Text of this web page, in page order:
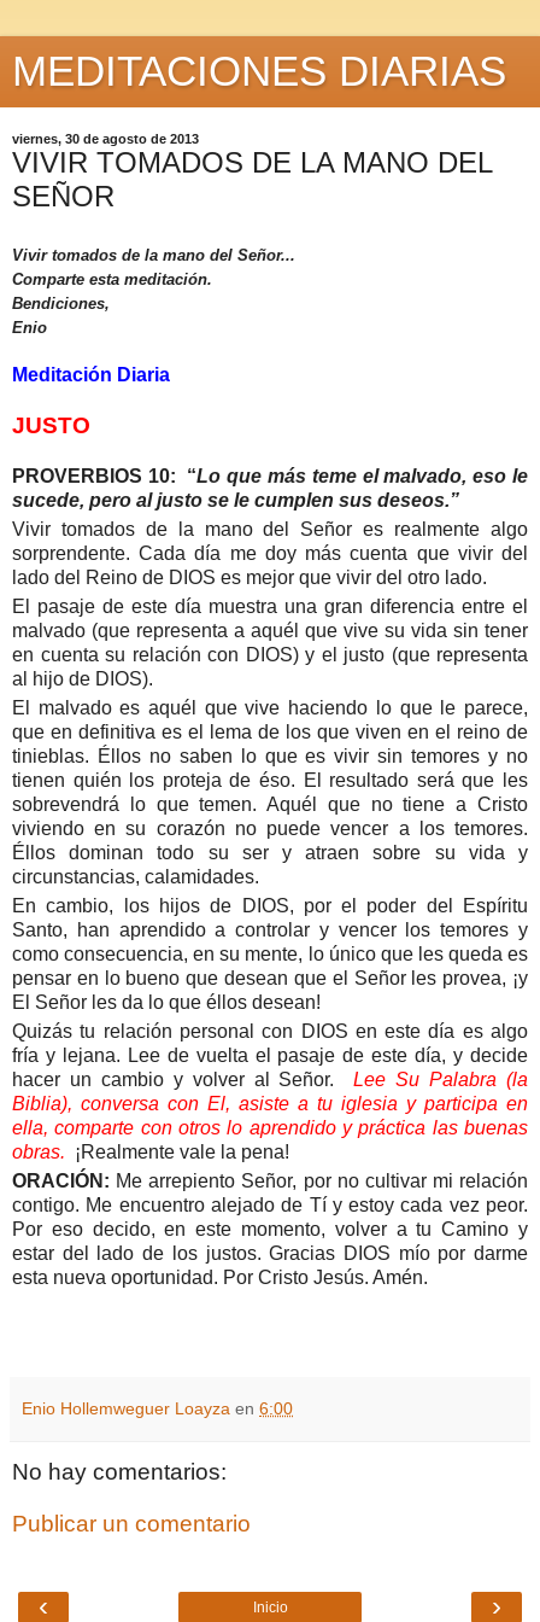
MEDITACIONES DIARIAS
viernes, 30 de agosto de 2013
VIVIR TOMADOS DE LA MANO DEL
SEÑOR
Vivir tomados de la mano del Señor...
Comparte esta meditación.
Bendiciones,
Enio
Meditación Diaria
JUSTO
PROVERBIOS 10: “Lo que más teme el malvado, eso le
sucede, pero al justo se le cumplen sus deseos.”
Vivir tomados de la mano del Señor es realmente algo
sorprendente. Cada día me doy más cuenta que vivir del
lado del Reino de DIOS es mejor que vivir del otro lado.
El pasaje de este día muestra una gran diferencia entre el
malvado (que representa a aquél que vive su vida sin tener
en cuenta su relación con DIOS) y el justo (que representa
al hijo de DIOS).
El malvado es aquél que vive haciendo lo que le parece,
que en definitiva es el lema de los que viven en el reino de
tinieblas. Éllos no saben lo que es vivir sin temores y no
tienen quién los proteja de éso. El resultado será que les
sobrevendrá lo que temen. Aquél que no tiene a Cristo
viviendo en su corazón no puede vencer a los temores.
Éllos dominan todo su ser y atraen sobre su vida y
circunstancias, calamidades.
En cambio, los hijos de DIOS, por el poder del Espíritu
Santo, han aprendido a controlar y vencer los temores y
como consecuencia, en su mente, lo único que les queda es
pensar en lo bueno que desean que el Señor les provea, ¡y
El Señor les da lo que éllos desean!
Quizás tu relación personal con DIOS en este día es algo
fría y lejana. Lee de vuelta el pasaje de este día, y decide
hacer un cambio y volver al Señor.Lee Su Palabra (la
Biblia), conversa con El, asiste a tu iglesia y participa en
ella, comparte con otros lo aprendido y práctica las buenas
obras.
¡Realmente vale la pena!
ORACIÓN: Me arrepiento Señor, por no cultivar mi relación
contigo. Me encuentro alejado de Tí y estoy cada vez peor.
Por eso decido, en este momento, volver a tu Camino y
estar del lado de los justos. Gracias DIOS mío por darme
esta nueva oportunidad. Por Cristo Jesús. Amén.
Enio Hollemweguer Loayza en 6:00
No hay comentarios:
Publicar un comentario
‹ ›
Inicio